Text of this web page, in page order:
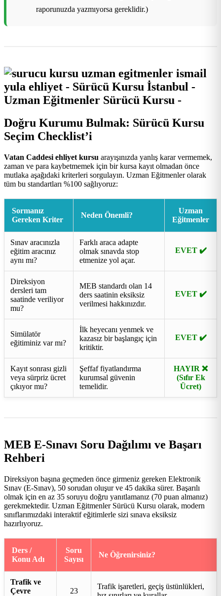
raporunuzda yazmıyorsa gereklidir.)
Doğru Kurumu Bulmak: Sürücü Kursu
Seçim Checklist’i
Vatan Caddesi ehliyet kursu arayışınızda yanlış karar vermemek,
zaman ve para kaybetmemek için bir kursa kayıt olmadan önce
mutlaka aşağıdaki kriterleri sorgulayın. Uzman Eğitmenler olarak
tüm bu standartları %100 sağlıyoruz:
Sormanız
Gereken Kriter
Neden Önemli?
Uzman
Eğitmenler
Sınav aracınızla
eğitim aracınız
aynı mı?
Farklı araca adapte
olmak sınavda stop
etmenize yol açar.
EVET ✔️
Direksiyon
dersleri tam
saatinde veriliyor
mu?
MEB standardı olan 14
ders saatinin eksiksiz
verilmesi hakkınızdır.
EVET ✔️
Simülatör
eğitiminiz var mı?
İlk heyecanı yenmek ve
kazasız bir başlangıç için
kritiktir.
EVET ✔️
Kayıt sonrası gizli
veya sürpriz ücret
çıkıyor mu?
Şeffaf fiyatlandırma
kurumsal güvenin
temelidir.
HAYIR ❌
(Sıfır Ek
Ücret)
MEB E-Sınavı Soru Dağılımı ve Başarı
Rehberi
Direksiyon başına geçmeden önce girmeniz gereken Elektronik
Sınav (E-Sınav), 50 sorudan oluşur ve 45 dakika sürer. Başarılı
olmak için en az 35 soruyu doğru yanıtlamanız (70 puan almanız)
gerekmektedir. Uzman Eğitmenler Sürücü Kursu olarak, modern
sınıflarımızdaki interaktif eğitimlerle sizi sınava eksiksiz
hazırlıyoruz.
Ders /
Konu Adı
Soru
Sayısı
Ne Öğrenirsiniz?
Trafik ve
Çevre
23
Trafik işaretleri, geçiş üstünlükleri,